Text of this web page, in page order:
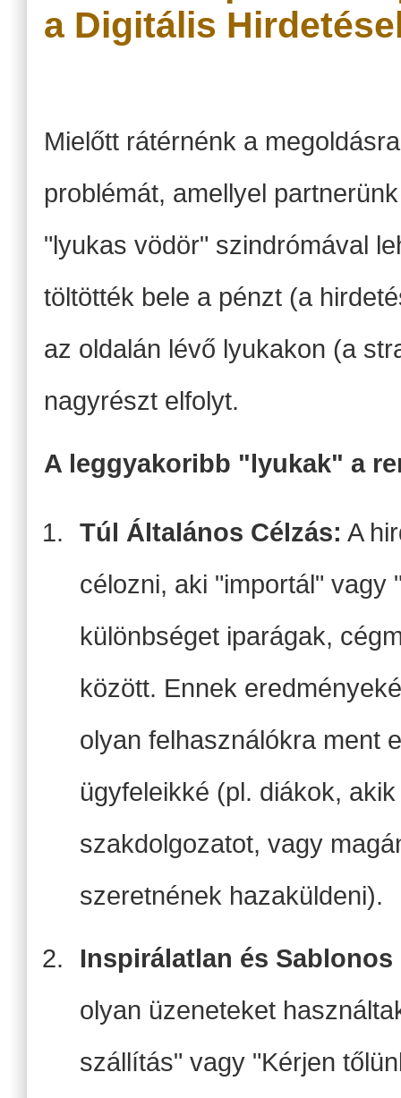
a Digitális
Mielőtt rátérnénk a
problémát, amellyel
"lyukas vödör" szindrómával
töltötték bele a pénzt (a
az oldalán lévő lyukakon (a
nagyrészt elfolyt.
A leggyakoribb "lyukak" a
Túl Általános Célzás: A
célozni, aki "importál" vagy
különbséget iparágak,
között. Ennek
olyan felhasználókra ment
ügyfeleikké (pl. diákok,
szakdolgozatot, vagy
szeretnének hazaküldeni).
Inspirálatlan és
olyan üzeneteket
szállítás" vagy "Kérjen